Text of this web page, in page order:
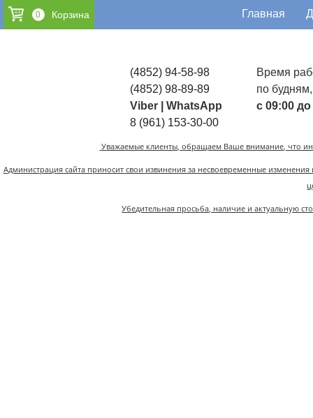
0 Главная
(4852) 94-58-98
(4852) 98-89-89
Viber | WhatsApp
8 (961) 153-30-00
Время
по будням,
с 09:00 до
Уважаемые клиенты, обращаем Ваше внимание, что
Администрация сайта приносит свои извинения за несвоевременные
Убедительная просьба, наличие и актуальную